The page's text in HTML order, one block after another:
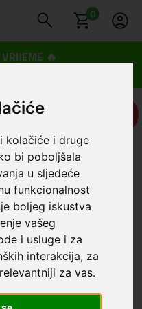
kolačiće i druge
bi poboljšala
u sljedeće
funkcionalnost
boljeg iskustva
vašeg
i usluge i za
interakcija, za
za vas.
0
🔥